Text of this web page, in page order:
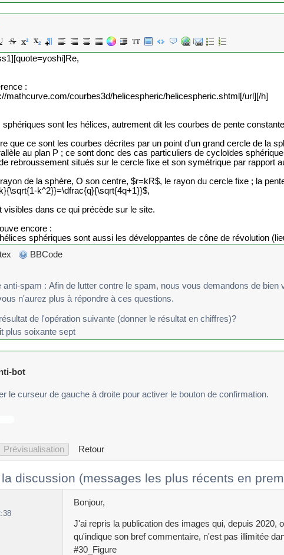
BBCode
spam : Afin de lutter contre le spam, nous vous demandons de bien vouloir
n'aurez plus à répondre à ces questions.
de l'opération suivante (donner le résultat en chiffres)?
plus soixante sept
bot
le curseur de gauche à droite pour activer le bouton de confirmation.
Retour
discussion (messages les plus récents en
Bonjour,
J'ai repris la publication des images qui, depuis 2020,
qu'indique son bref commentaire, n'est pas illimitée
#30_Figure